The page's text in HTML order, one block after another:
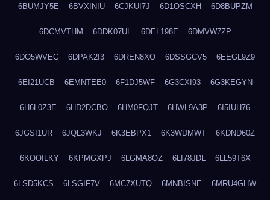
6BUMJY5E 6BVXINIU 6CJKUI7J 6D1OSCXH 6D8BUPZM
6DCMVTHM 6DDK07UL 6DEL198E 6DMVW7ZP
6DO5WVEC 6DPAK2I3 6DREN8XO 6DSSGCV5 6EEGL9Z9
6EI21UCB 6EMNTEE0 6F1DJ5WF 6G3CXI93 6G3KEGYN
6H6L0Z3E 6HD2DCBO 6HM0FQJT 6HWL9A3P 6I5IUH76
6JGSI1UR 6JQL3WKJ 6K3EBPX1 6K3WDMWT 6KDND60Z
6KOOILKY 6KPMGXPJ 6LGMA8OZ 6LI78JDL 6LL59T6X
6LSD5KCS 6LSGIF7V 6MC7XUTQ 6MNBISNE 6MRU4GHW